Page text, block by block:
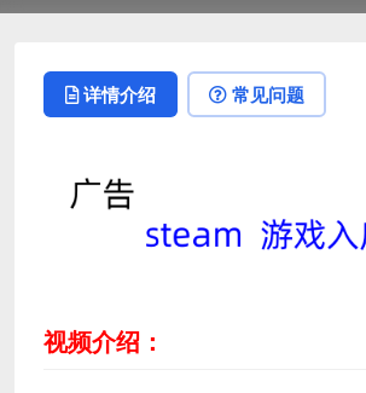
详情介绍 常见问题
视频介绍：